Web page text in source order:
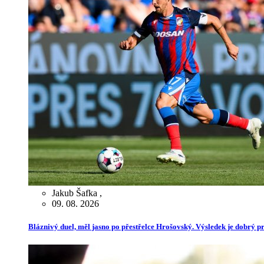
Jakub Šafka ,
09. 08. 2026
Bláznivý duel, měl jasno po přestřelce Hrošovský. Výsledek je dobrý